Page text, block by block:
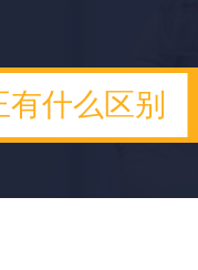
什么区别